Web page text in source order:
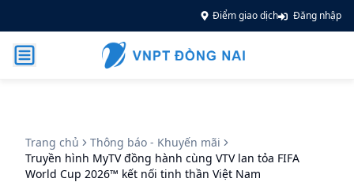
Điểm giao dịch Đăng nhập
Trang chủ
Thông báo - Khuyến mãi
Truyền hình MyTV đồng hành cùng VTV lan tỏa FIFA
World Cup 2026™ kết nối tinh thần Việt Nam